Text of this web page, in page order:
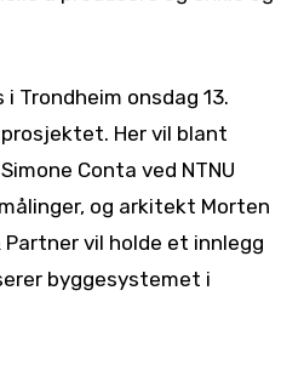
Trondheim onsdag 13.
Her vil blant
Conta ved NTNU
og arkitekt Morten
vil holde et innlegg
byggesystemet i